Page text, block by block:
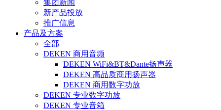
集团新闻
新产品投放
推广信息
产品及方案
全部
DEKEN 商用音频
DEKEN WiFi&BT&Dante扬声器
DEKEN 高品质商用扬声器
DEKEN 商用数字功放
DEKEN 专业数字功放
DEKEN 专业音箱